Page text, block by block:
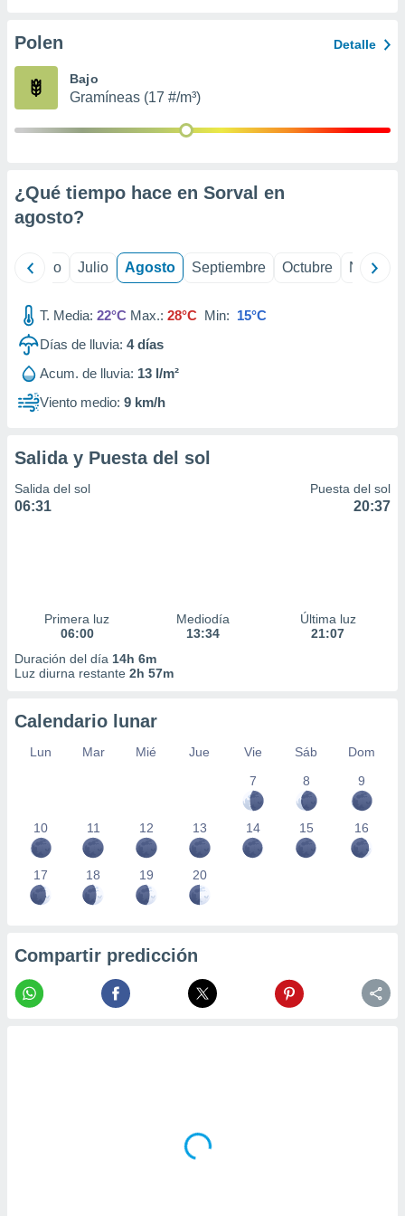
e
mediante
de
1199
Polen Detalle
Bajo
Gramíneas (17 #/m³)
¿Qué tiempo hace en Sorval en
agosto?
Junio Julio Agosto Septiembre Octubre
T. Media: 22°C Max.: 28°C Min: 15°C
Días de lluvia: 4días
Acum. de lluvia: 13 l/m²
Viento medio: 9 km/h
Salida y Puesta del sol
Salida del sol
06:31
Puesta del sol
20:37
Primera luz
06:00
Mediodía
13:34
Última luz
21:07
Duración del día 14h 6m
Luz diurna restante 2h 57m
Calendario lunar
Lun Mar Mié Jue Vie Sáb
Dom
7
8 9
10 11 12 13 14 15 16
17 18 19 20
Compartir predicción